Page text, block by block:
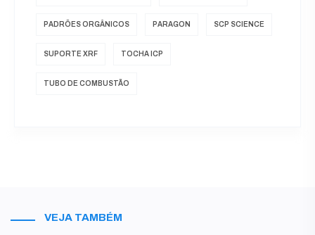
PADRÕES ORGÂNICOS PARAGON SCP SCIENCE
SUPORTE XRF TOCHA ICP
TUBO DE COMBUSTÃO
VEJA TAMBÉM